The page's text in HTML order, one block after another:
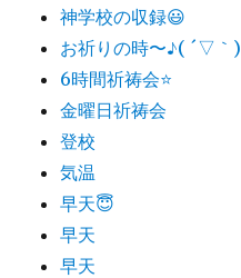
神学校の収録😃
お祈りの時〜♪( ´▽｀)
6時間祈祷会⭐️
金曜日祈祷会
登校
気温
早天😇
早天
早天